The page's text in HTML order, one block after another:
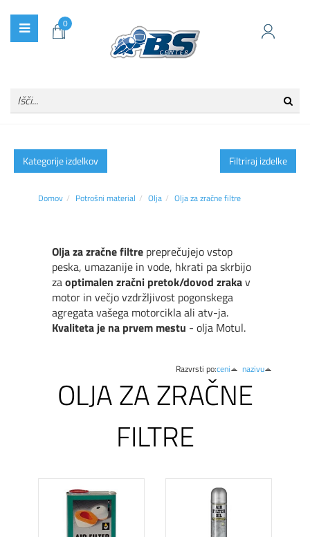
0
Kategorije izdelkov Filtriraj izdelke
Domov Potrošni material Olja Olja za zračne filtre
Olja za zračne filtre preprečujejo vstop
peska, umazanije in vode, hkrati pa skrbijo
zaoptimalen zračni pretok/dovod zrakav
motor in večjo vzdržljivost pogonskega
agregata vašega motorcikla ali atv-ja.
Kvaliteta je na prvem mestu - olja Motul.
Razvrsti po:ceni nazivu
OLJA ZA ZRAČNE
FILTRE